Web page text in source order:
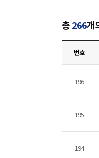
총266개
번호
196
195
194